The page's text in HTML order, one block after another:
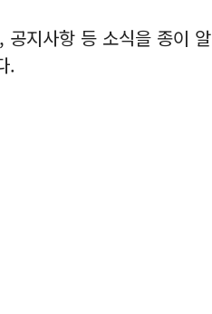
공지사항 등 소식을 종이 알
.